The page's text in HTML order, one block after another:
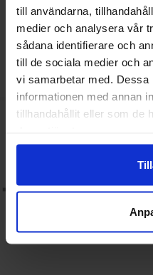
till användarna,
medier och analysera vår
sådana identifierare och
till de sociala medier och
vi samarbetar med.
informationen med annan
tillhandahållit eller som de
Inklusive 25% moms
Köp (10st)
100 -till499 st 0.35 SEK
motstånd kolfilm 0.25W